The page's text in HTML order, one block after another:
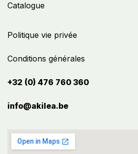
Politique vie privée
Conditions générales
+32 (0) 476 760 360
info@akilea.be​
Catalogue